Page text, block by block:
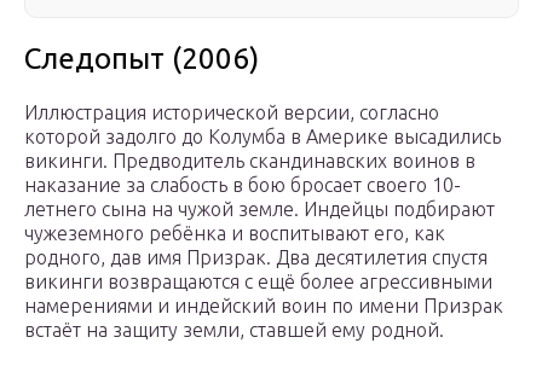
Следопыт (2006)
Иллюстрация исторической версии, согласно
которой задолго до Колумба в Америке высадились
викинги. Предводитель скандинавских воинов в
наказание за слабость в бою бросает своего 10-
летнего сына на чужой земле. Индейцы подбирают
чужеземного ребёнка и воспитывают его, как
родного, дав имя Призрак. Два десятилетия спустя
викинги возвращаются с ещё более агрессивными
намерениями и индейский воин по имени Призрак
встаёт на защиту земли, ставшей ему родной.